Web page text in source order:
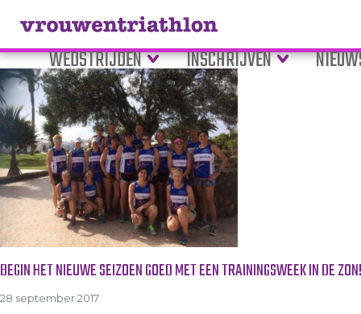
WEDSTRIJDEN INSCHRIJVEN
Tag Archive: training
BEGIN HET NIEUWE SEIZOEN GOED MET EEN TRAININGSWEEK IN DE ZON!
28 september 2017